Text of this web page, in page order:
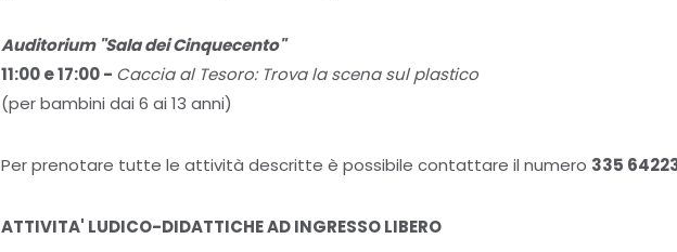
Auditorium "Sala dei Cinquecento"
11:00 e 17:00 - Caccia al Tesoro: Trova la scena sul plastico
(per bambini dai 6 ai 13 anni)
Per prenotare tutte le attività descritte è possibile contattare il numero 335
ATTIVITA' LUDICO-DIDATTICHE AD INGRESSO LIBERO